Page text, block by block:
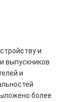
и
выпускников
и
более